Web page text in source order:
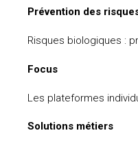
Prévention des
Risques biologiques :
Focus
Les plateformes
Solutions métiers